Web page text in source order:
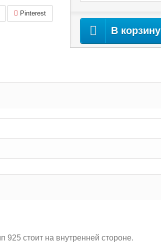
Pinterest
В корзину
925 стоит на внутренней стороне.